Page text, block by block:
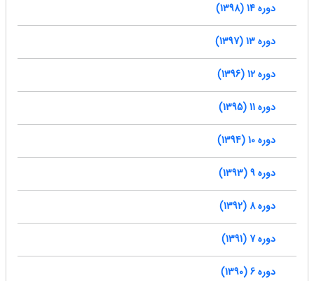
دوره 14 (1398)
دوره 13 (1397)
دوره 12 (1396)
دوره 11 (1395)
دوره 10 (1394)
دوره 9 (1393)
دوره 8 (1392)
دوره 7 (1391)
دوره 6 (1390)